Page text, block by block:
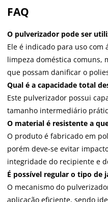
FAQ
O pulverizador pode ser
Ele é indicado para uso com
limpeza doméstica comuns,
que possam danificar o
Qual é a capacidade total
Este pulverizador possui
tamanho intermediário
O material é resistente a
O produto é fabricado em
porém deve-se evitar
integridade do recipiente e
É possível regular o tipo de
O mecanismo do
aplicação eficiente, sendo